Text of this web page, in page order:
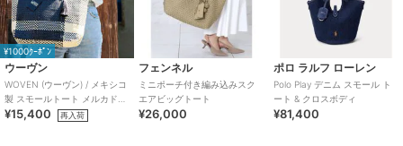
¥1000ｸｰﾎﾟﾝ
ウーヴン
WOVEN (ウーヴン) / メキシコ
製 スモールトート メルカドバ
ッグ かごバッグ
¥15,400 再入荷
フェンネル
ミニポーチ付き編み込みスク
エアビッグトート
¥26,000
ポロ ラルフ ローレン
Polo Play デニム スモール ト
ート & クロスボディ
¥81,400